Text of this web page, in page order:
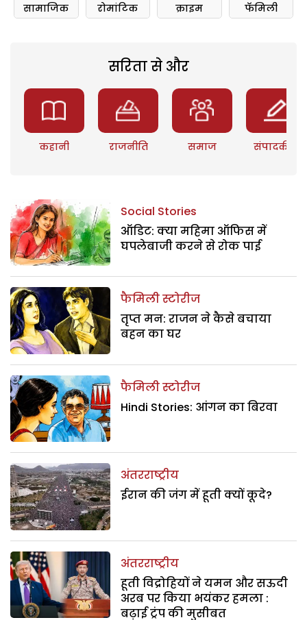
सामाजिक रोमांटिक क्राइम फॅमिली
सरिता से और
कहानी राजनीति समाज संपादकीय
Social Stories
ऑडिट: क्या महिमा ऑफिस में
घपलेबाजी करने से रोक पाई
फैमिली स्टोरीज
तृप्त मन: राजन ने कैसे बचाया
बहन का घर
फैमिली स्टोरीज
Hindi Stories: आंगन का बिरवा
अंतरराष्ट्रीय
ईरान की जंग में हूती क्यों कूदे?
अंतरराष्ट्रीय
हूती विद्रोहियों ने यमन और सऊदी
अरब पर किया भयंकर हमला :
बढ़ाई ट्रंप की मुसीबत